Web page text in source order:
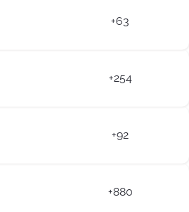
+63
+254
+92
+880